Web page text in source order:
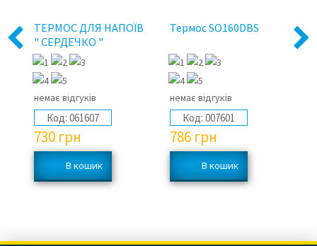
Previous
ТЕРМОС ДЛЯ НАПОЇВ
" СЕРДЕЧКО "
немає відгуків
Код: 061607
730 грн
Термос SO160DBS
немає відгуків
Код: 007601
786 грн
Next